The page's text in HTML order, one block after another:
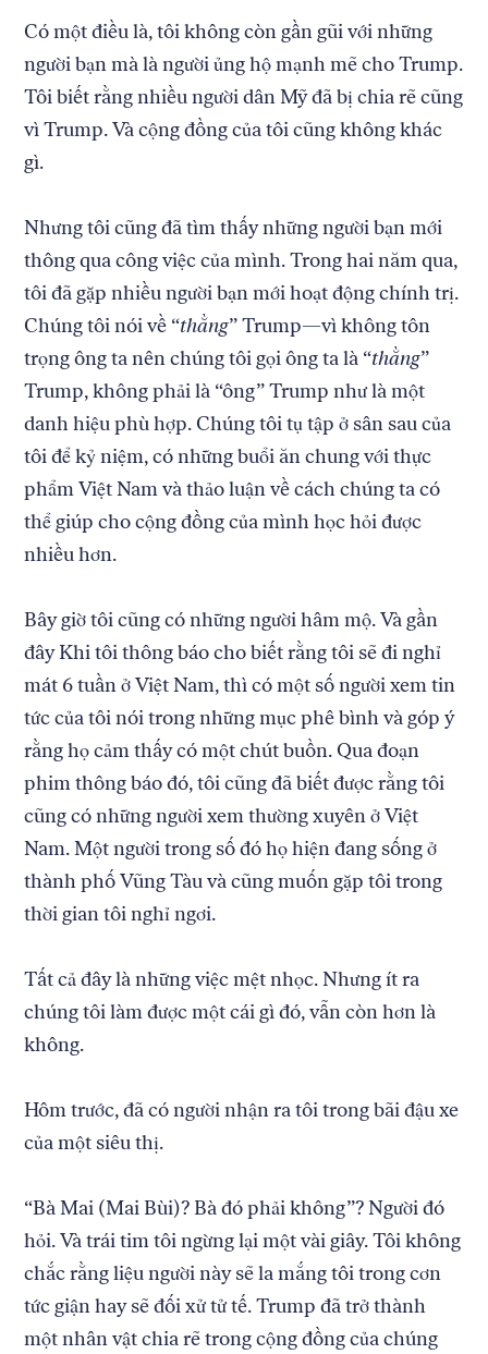
Có một điều là, tôi không còn gần gũi với những
người bạn mà là người ủng hộ mạnh mẽ cho Trump.
Tôi biết rằng nhiều người dân Mỹ đã bị chia rẽ cũng
vì Trump. Và cộng đồng của tôi cũng không khác
gì.
Nhưng tôi cũng đã tìm thấy những người bạn mới
thông qua công việc của mình. Trong hai năm qua,
tôi đã gặp nhiều người bạn mới hoạt động chính trị.
Chúng tôi nói về “thằng” Trump—vì không tôn
trọng ông ta nên chúng tôi gọi ông ta là “thằng”
Trump, không phải là “ông” Trump như là một
danh hiệu phù hợp. Chúng tôi tụ tập ở sân sau của
tôi để kỷ niệm, có những buổi ăn chung với thực
phẩm Việt Nam và thảo luận về cách chúng ta có
thể giúp cho cộng đồng của mình học hỏi được
nhiều hơn.
Bây giờ tôi cũng có những người hâm mộ. Và gần
đây Khi tôi thông báo cho biết rằng tôi sẽ đi nghỉ
mát 6 tuần ở Việt Nam, thì có một số người xem tin
tức của tôi nói trong những mục phê bình và góp ý
rằng họ cảm thấy có một chút buồn. Qua đoạn
phim thông báo đó, tôi cũng đã biết được rằng tôi
cũng có những người xem thường xuyên ở Việt
Nam. Một người trong số đó họ hiện đang sống ở
thành phố Vũng Tàu và cũng muốn gặp tôi trong
thời gian tôi nghỉ ngơi.
Tất cả đây là những việc mệt nhọc. Nhưng ít ra
chúng tôi làm được một cái gì đó, vẫn còn hơn là
không.
Hôm trước, đã có người nhận ra tôi trong bãi đậu xe
của một siêu thị.
“Bà Mai (Mai Bùi)? Bà đó phải không”? Người đó
hỏi. Và trái tim tôi ngừng lại một vài giây. Tôi không
chắc rằng liệu người này sẽ la mắng tôi trong cơn
tức giận hay sẽ đối xử tử tế. Trump đã trở thành
một nhân vật chia rẽ trong cộng đồng của chúng
Return
to
The
Markup's
About Us
Ethics Policy
Team
Have a Tip?
Newsletters
Awards
GitHub
Bluesky
RSS Feed
Facebook
Instagram
X
Mastodon